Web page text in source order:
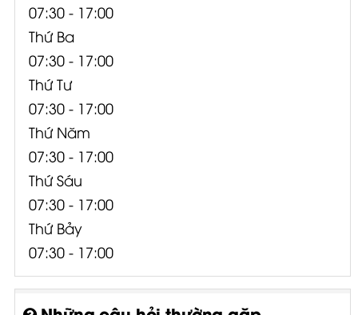
07:30 - 17:00
Thứ Ba
07:30 - 17:00
Thứ Tư
07:30 - 17:00
Thứ Năm
07:30 - 17:00
Thứ Sáu
07:30 - 17:00
Thứ Bảy
07:30 - 17:00